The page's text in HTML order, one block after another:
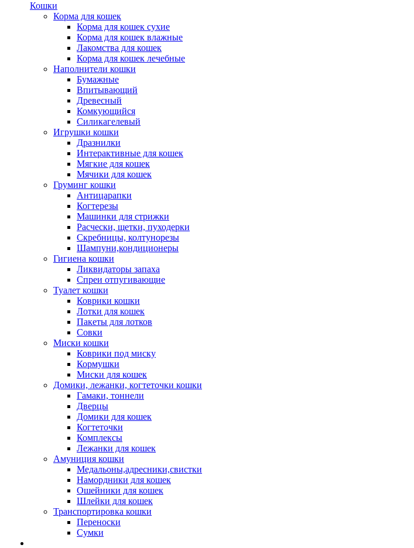
Кошки
Корма для кошек
Корма для кошек сухие
Корма для кошек влажные
Лакомства для кошек
Корма для кошек лечебные
Наполнители кошки
Бумажные
Впитывающий
Древесный
Комкующийся
Силикагелевый
Игрушки кошки
Дразнилки
Интерактивные для кошек
Мягкие для кошек
Мячики для кошек
Груминг кошки
Антицарапки
Когтерезы
Машинки для стрижки
Расчески, щетки, пуходерки
Скребницы, колтунорезы
Шампуни,кондиционеры
Гигиена кошки
Ликвидаторы запаха
Спреи отпугивающие
Туалет кошки
Коврики кошки
Лотки для кошек
Пакеты для лотков
Совки
Миски кошки
Коврики под миску
Кормушки
Миски для кошек
Домики, лежанки, когтеточки кошки
Гамаки, тоннели
Дверцы
Домики для кошек
Когтеточки
Комплексы
Лежанки для кошек
Амуниция кошки
Медальоны,адресники,свистки
Намордники для кошек
Ошейники для кошек
Шлейки для кошек
Транспортировка кошки
Переноски
Сумки